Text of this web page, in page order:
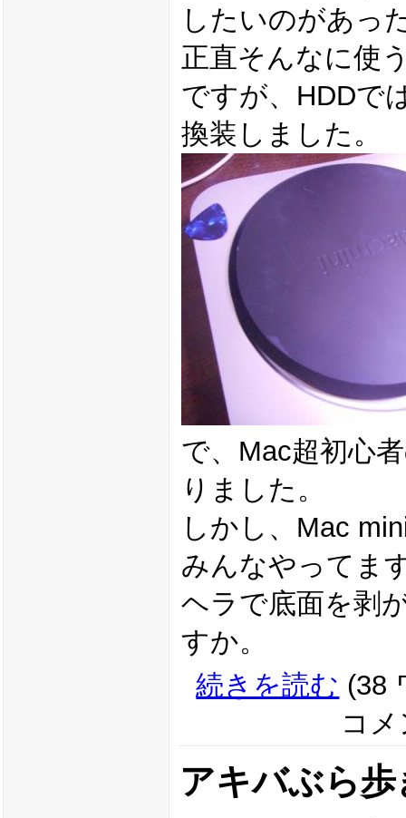
したいのがあっ
正直そんなに使
ですが、HDDで
換装しました。
で、Mac超初心
りました。
しかし、Mac
みんなやってま
ヘラで底面を剥
すか。
続きを読む (38
コ
アキバぶら